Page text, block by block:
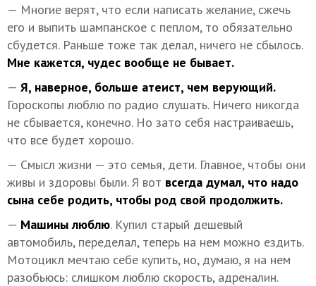
— Многие верят, что если написать желание, сжечь
его и выпить шампанское с пеплом, то обязательно
сбудется. Раньше тоже так делал, ничего не сбылось.
Мне кажется, чудес вообще не бывает.
— Я, наверное, больше атеист, чем верующий.
Гороскопы люблю по радио слушать. Ничего никогда
не сбывается, конечно. Но зато себя настраиваешь,
что все будет хорошо.
— Смысл жизни — это семья, дети. Главное, чтобы они
живы и здоровы были. Я вот всегда думал, что надо
сына себе родить, чтобы род свой продолжить.
— Машины люблю. Купил старый дешевый
автомобиль, переделал, теперь на нем можно ездить.
Мотоцикл мечтаю себе купить, но, думаю, я на нем
разобьюсь: слишком люблю скорость, адреналин.